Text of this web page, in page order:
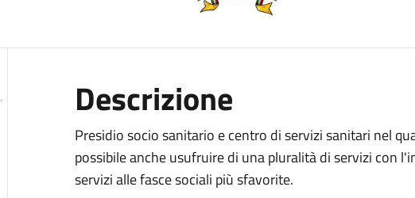
Descrizione
Presidio socio sanitario e centro di servizi sanitari nel
possibile anche usufruire di una pluralità di servizi con
servizi alle fasce sociali più sfavorite.